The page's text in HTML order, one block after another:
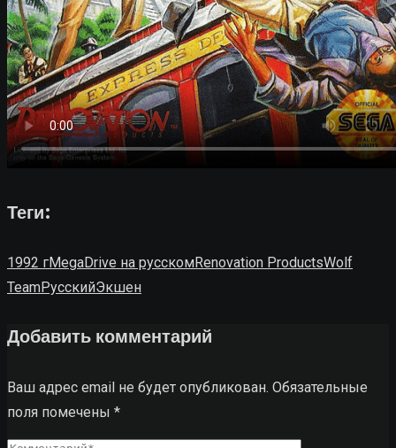
Теги:
1992 гMegaDrive на русскомRenovation ProductsWolf
TeamРусскийЭкшен
Добавить комментарий
Ваш адрес email не будет опубликован. Обязательные
поля помечены *